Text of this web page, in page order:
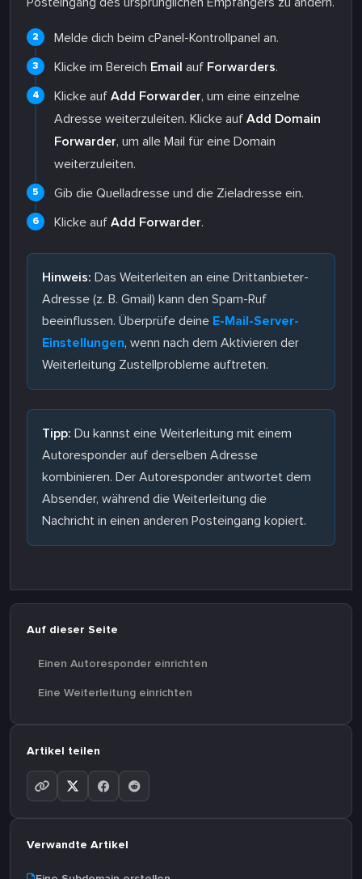
Melde dich beim cPanel-Kontrollpanel an.
Klicke im Bereich Email auf Forwarders.
Klicke auf Add Forwarder, um eine einzelne
Adresse weiterzuleiten. Klicke auf Add Domain
Forwarder, um alle Mail für eine Domain
weiterzuleiten.
Gib die Quelladresse und die Zieladresse ein.
Klicke auf Add Forwarder.
Hinweis: Das Weiterleiten an eine Drittanbieter-
Adresse (z. B. Gmail) kann den Spam-Ruf
beeinflussen. Überprüfe deine E-Mail-Server-
Einstellungen, wenn nach dem Aktivieren der
Weiterleitung Zustellprobleme auftreten.
Tipp: Du kannst eine Weiterleitung mit einem
Autoresponder auf derselben Adresse
kombinieren. Der Autoresponder antwortet dem
Absender, während die Weiterleitung die
Nachricht in einen anderen Posteingang kopiert.
Auf dieser Seite
Einen Autoresponder einrichten
Eine Weiterleitung einrichten
Artikel teilen
Verwandte Artikel